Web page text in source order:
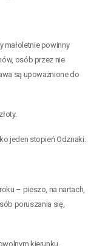
małoletnie powinny
osób przez nie
są upoważnione do
jeden stopień Odznaki.
– pieszo, na nartach,
poruszania się,
kierunku.